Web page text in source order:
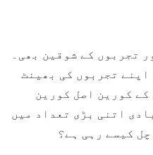
تجربوں کے شوقین بھی۔
تجربوں کی بھینٹ
کورین اصل کورین
اتنی بڑی تعداد میں
کیسے رہی ہے؟